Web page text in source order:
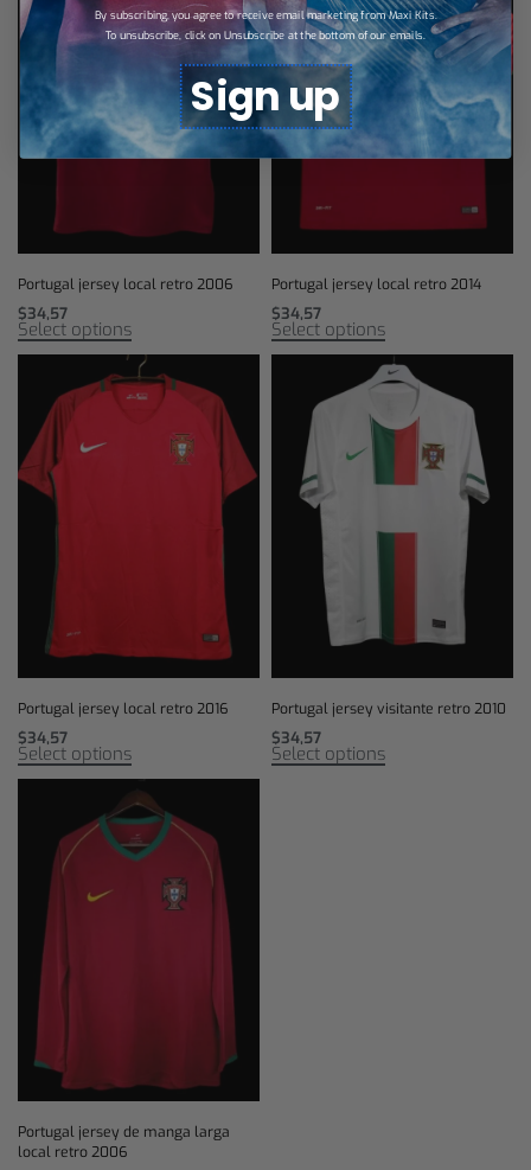
Portugal jersey local retro 2006
$34,57
Select options
Portugal jersey local retro 2014
$34,57
Select options
Portugal jersey local retro 2016
$34,57
Select options
Portugal jersey visitante retro 2010
$34,57
Select options
Portugal jersey de manga larga
local retro 2006
By subscribing, you agree to receive email marketing from Maxi Kits.
To unsubscribe, click on Unsubscribe at the bottom of our emails.
Sign up